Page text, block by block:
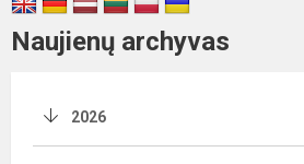
Naujienų archyvas
2026